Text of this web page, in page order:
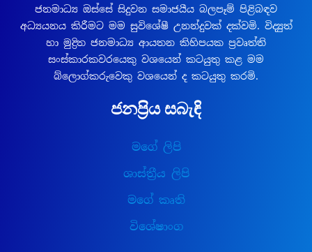
ජනමාධ්‍ය ඔස්සේ සිදුවන සමාජයීය බලපෑම් පිළිබඳව
අධ්‍යයනය කිරීමට මම සුවිශේෂී උනන්දුවක් දක්වමි. විද්‍යුත්
හා මුද්‍රිත ජනමාධ්‍ය ආයතන කිහිපයක ප්‍රවෘත්ති
සංස්කාරකවරයෙකු වශයෙන් කටයුතු කළ මම
බ්ලොග්කරුවෙකු වශයෙන් ද කටයුතු කරමි.
ජනප්‍රිය සබැඳි
මගේ ලිපි
ශාස්ත්‍රීය ලිපි
මගේ කෘති
විශේෂාංග